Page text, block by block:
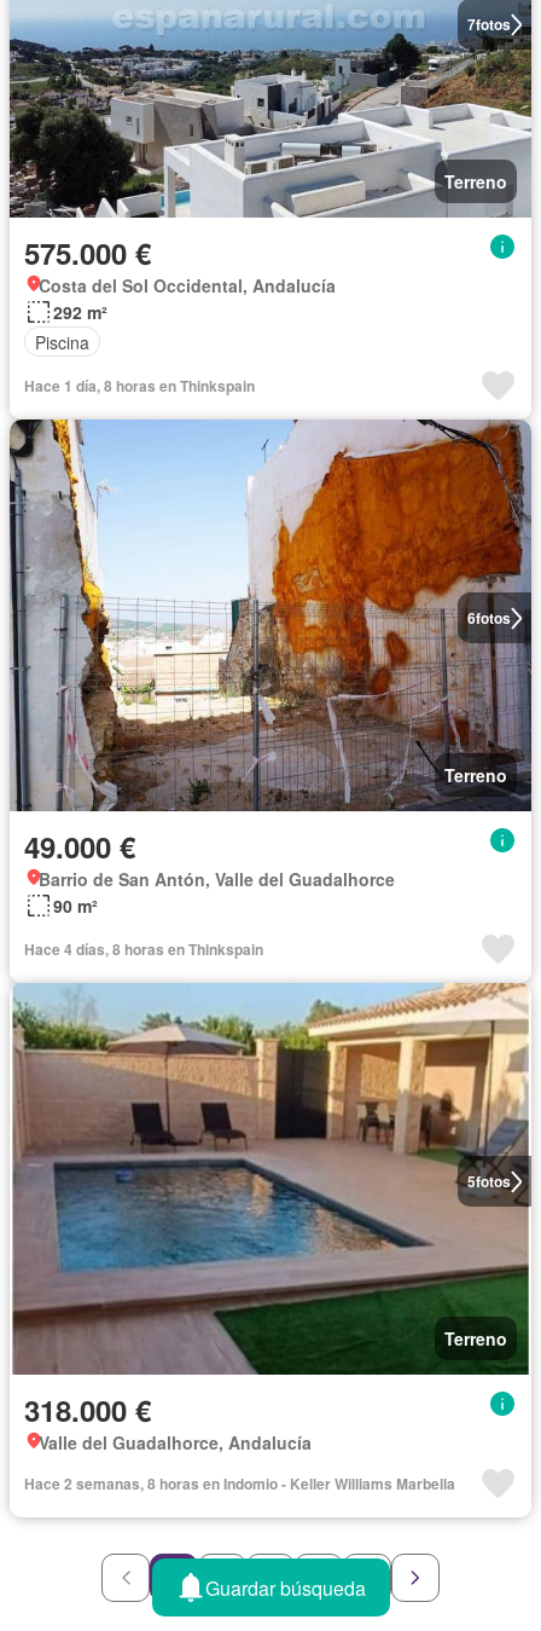
7fotos
Terreno
575.000 €
Costa del Sol Occidental, Andalucía
292 m²
Piscina
Hace 1 día, 8 horas en Thinkspain
6fotos
Terreno
49.000 €
Barrio de San Antón, Valle del Guadalhorce
90 m²
Hace 4 días, 8 horas en Thinkspain
5fotos
Terreno
318.000 €
Valle del Guadalhorce, Andalucía
Hace 2 semanas, 8 horas en Indomio - Keller Williams Marbella
2 3
Guardar búsqueda